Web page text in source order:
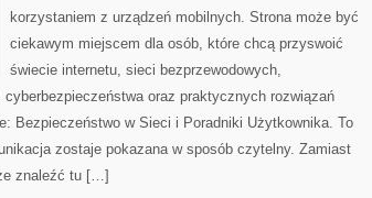
korzystaniem z urządzeń mobilnych. Strona może być
ciekawym miejscem dla osób, które chcą przyswoić
świecie internetu, sieci bezprzewodowych,
cyberbezpieczeństwa oraz praktycznych rozwiązań
Bezpieczeństwo w Sieci i Poradniki Użytkownika. To
zostaje pokazana w sposób czytelny. Zamiast
znaleźć tu […]